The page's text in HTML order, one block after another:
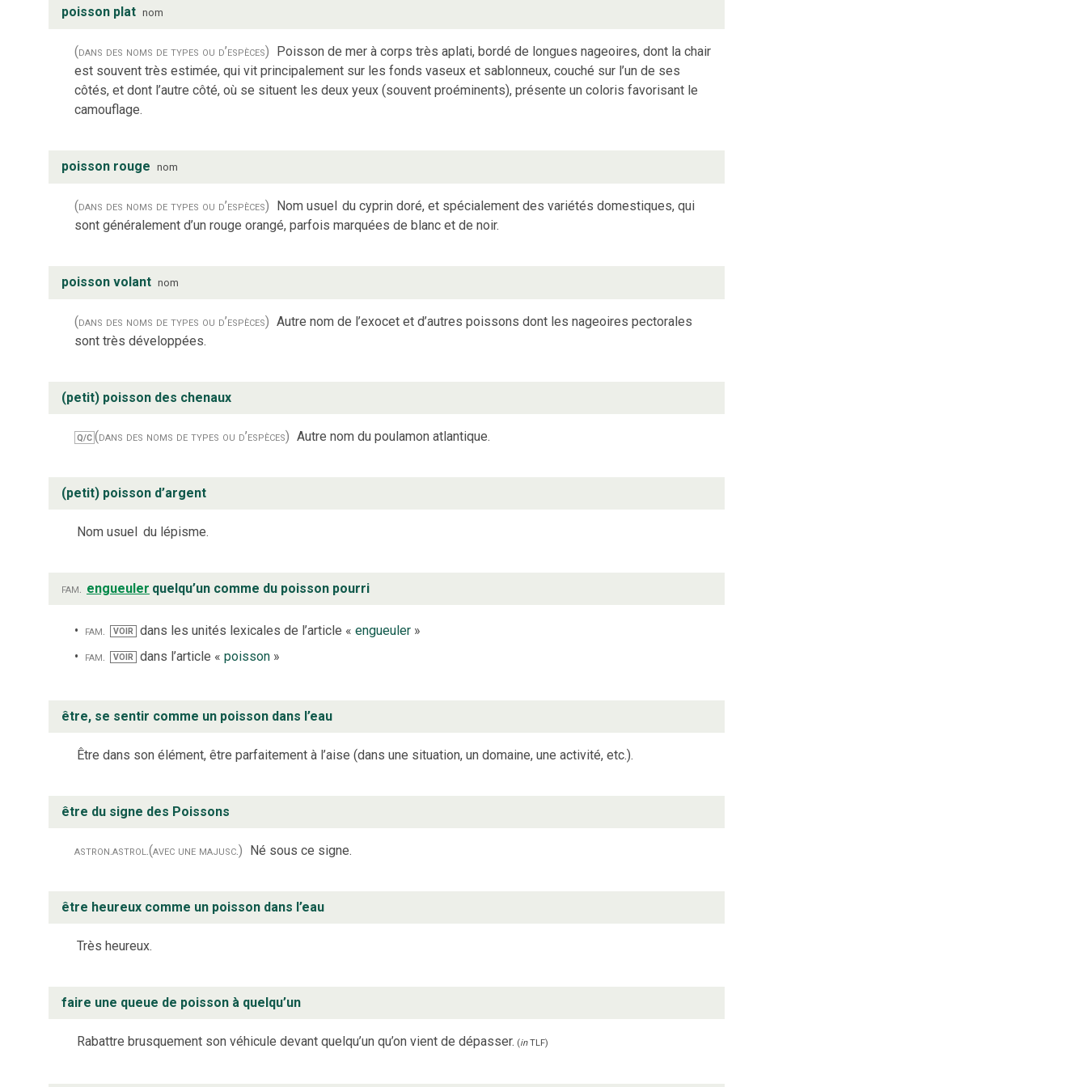
poisson plat nom
(dans des noms de types ou d’espèces) Poisson de mer à corps très aplati, bordé de longues nageoires, dont la chair
est souvent très estimée, qui vit principalement sur les fonds vaseux et sablonneux, couché sur l’un de ses
côtés, et dont l’autre côté, où se situent les deux yeux (souvent proéminents), présente un coloris favorisant le
camouflage.
poisson rouge nom
(dans des noms de types ou d’espèces) Nom usuel du cyprin doré, et spécialement des variétés domestiques, qui
sont généralement d’un rouge orangé, parfois marquées de blanc et de noir.
poisson volant nom
(dans des noms de types ou d’espèces) Autre nom de l’exocet et d’autres poissons dont les nageoires pectorales
sont très développées.
(petit) poisson des chenaux
Q/C (dans des noms de types ou d’espèces) Autre nom du poulamon atlantique.
(petit) poisson d’argent
Nom usuel du lépisme.
fam. engueuler quelqu’un comme du poisson pourri
fam. VOIR dans les unités lexicales de l’article « engueuler»
fam.
VOIR dans l’article « poisson»
être, se sentir comme un poisson dans l’eau
Être dans son élément, être parfaitement à l’aise (dans une situation, un domaine, une activité, etc.).
être du signe des Poissons
astron.astrol.(avec une majusc.) Né sous ce signe.
être heureux comme un poisson dans l’eau
Très heureux.
faire une queue de poisson à quelqu’un
Rabattre brusquement son véhicule devant quelqu’un qu’on vient de dépasser. (inTLF)